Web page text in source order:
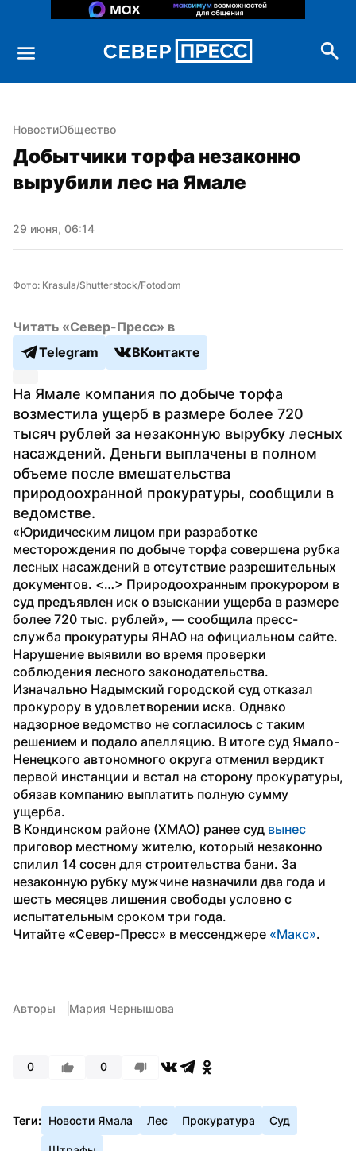
НовостиОбщество
Добытчики торфа незаконно
вырубили лес на Ямале
29 июня, 06:14
Фото: Krasula/Shutterstock/Fotodom
Читать «Север-Пресс» в
Telegram
ВКонтакте
На Ямале компания по добыче торфа
возместила ущерб в размере более 720
тысяч рублей за незаконную вырубку лесных
насаждений. Деньги выплачены в полном
объеме после вмешательства
природоохранной прокуратуры, сообщили в
ведомстве.
«Юридическим лицом при разработке
месторождения по добыче торфа совершена рубка
лесных насаждений в отсутствие разрешительных
документов. <…> Природоохранным прокурором в
суд предъявлен иск о взыскании ущерба в размере
более 720 тыс. рублей», — сообщила пресс-
служба прокуратуры ЯНАО на официальном сайте.
Нарушение выявили во время проверки
соблюдения лесного законодательства.
Изначально Надымский городской суд отказал
прокурору в удовлетворении иска. Однако
надзорное ведомство не согласилось с таким
решением и подало апелляцию. В итоге суд Ямало-
Ненецкого автономного округа отменил вердикт
первой инстанции и встал на сторону прокуратуры,
обязав компанию выплатить полную сумму
ущерба.
В Кондинском районе (ХМАО) ранее суд вынес
приговор местному жителю, который незаконно
спилил 14 сосен для строительства бани. За
незаконную рубку мужчине назначили два года и
шесть месяцев лишения свободы условно с
испытательным сроком три года.
Читайте «Север-Пресс» в мессенджере «Макс».
Авторы Мария Чернышова
0 0
Теги: Новости Ямала Лес Прокуратура Суд